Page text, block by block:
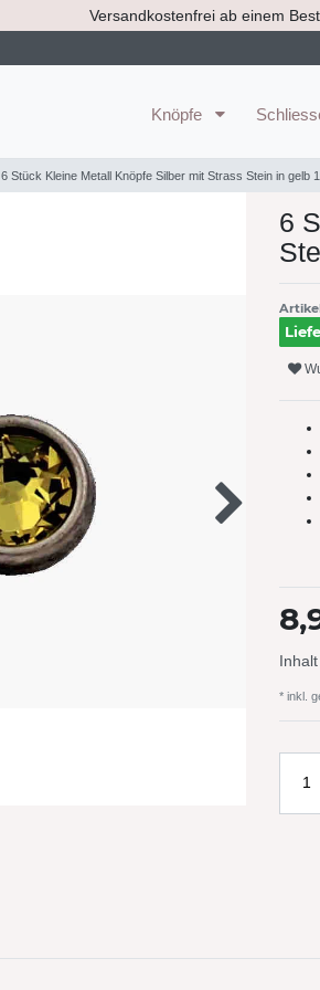
Versandkostenfrei ab einem
Knöpfe
6 Stück Kleine Metall Knöpfe Silber mit Strass Stein in gelb
6
Inhalt
* inkl.